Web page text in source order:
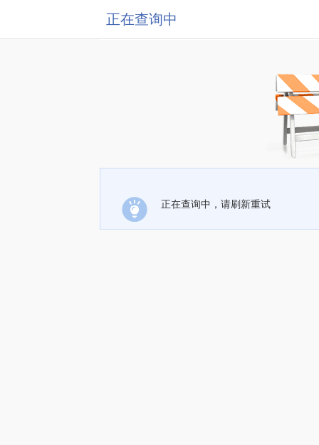
正在查询中
正在查询中，请刷新重试